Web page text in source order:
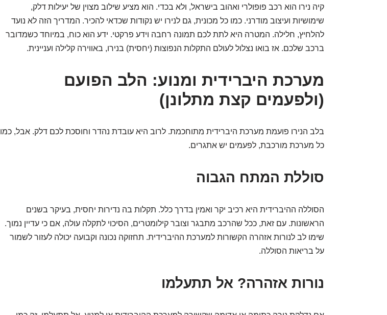
קיה נירו הוא רכב פופולרי ואהוב בישראל, ולא בכדי. הוא מציע שילוב מצוין של יעילות דלק,
שימושיות ועיצוב מודרני. כמו כל מכונית, גם לנירו יש נקודות שכדאי להכיר. המדריך הזה לא נועד
להלחיץ, חלילה. המטרה היא לתת לכם תמונה רחבה וידע פרקטי. ידע הוא כוח, במיוחד כשמדובר
ברכב שלכם. אז בואו נצלול לעולם התקלות הנפוצות (יחסית) בנירו, באווירה קלילה ועניינית.
מערכת היברידית ומנוע: הלב הפועם
(ולפעמים קצת מתלונן)
בלב הנירו פועמת מערכת היברידית מתוחכמת. לרוב היא עובדת נהדר וחוסכת לכם דלק. אבל, כמו
כל מערכת מורכבת, לפעמים יש אתגרים.
סוללת המתח הגבוה
הסוללה ההיברידית היא רכיב יקר ואמין בדרך כלל. תקלות בה נדירות יחסית, בעיקר בשנים
הראשונות. עם זאת, ככל שהרכב מתבגר וצובר קילומטרים, הסיכוי לתקלה עולה, אם כי עדיין נמוך.
שימו לב לנורות אזהרה הקשורות למערכת ההיברידית. תחזוקה נכונה וקבועה יכולה לעזור לשמור
על בריאות הסוללה.
נורות אזהרה? אל תתעלמו